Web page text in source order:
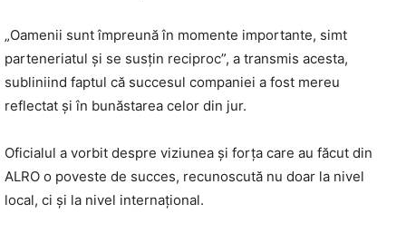
„Oamenii sunt împreună în momente importante, simt
parteneriatul și se susțin reciproc”, a transmis acesta,
subliniind faptul că succesul companiei a fost mereu
reflectat și în bunăstarea celor din jur.
Oficialul a vorbit despre viziunea și forța care au făcut din
ALRO o poveste de succes, recunoscută nu doar la nivel
local, ci și la nivel internațional.